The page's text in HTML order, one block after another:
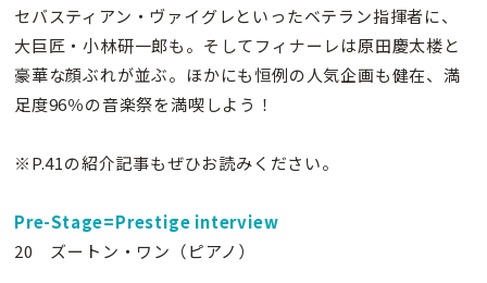
セバスティアン・ヴァイグレといったベテラン指揮者に、
大巨匠・小林研一郎も。そしてフィナーレは原田慶太楼と
豪華な顔ぶれが並ぶ。ほかにも恒例の人気企画も健在、満
足度96％の音楽祭を満喫しよう！
※P.41の紹介記事もぜひお読みください。
Pre-Stage=Prestige interview
20 ズートン・ワン（ピアノ）